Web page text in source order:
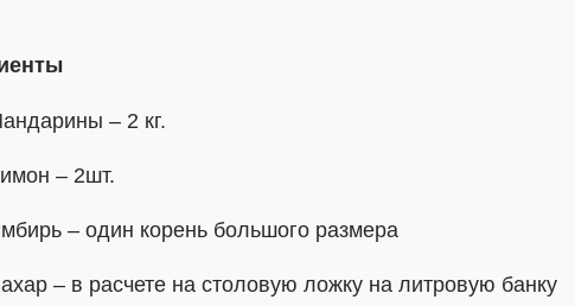
– 2 кг.
– 2шт.
– один корень большого размера
– в расчете на столовую ложку на литровую банку